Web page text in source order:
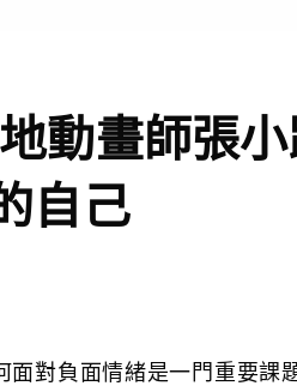
動畫師張
自己
對負面情緒是一門重要課